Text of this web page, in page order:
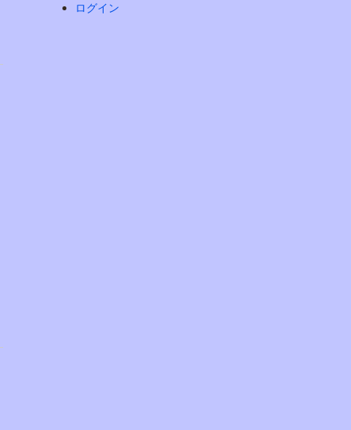
ログイン